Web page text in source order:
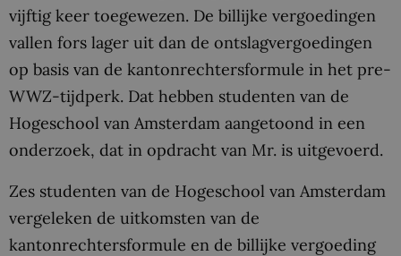
vijftig keer toegewezen. De billijke vergoedingen
vallen fors lager uit dan de ontslagvergoedingen
op basis van de kantonrechtersformule in het pre-
WWZ-tijdperk. Dat hebben studenten van de
Hogeschool van Amsterdam aangetoond in een
onderzoek, dat in opdracht van Mr. is uitgevoerd.
Zes studenten van de Hogeschool van Amsterdam
vergeleken de uitkomsten van de
kantonrechtersformule en de billijke vergoeding